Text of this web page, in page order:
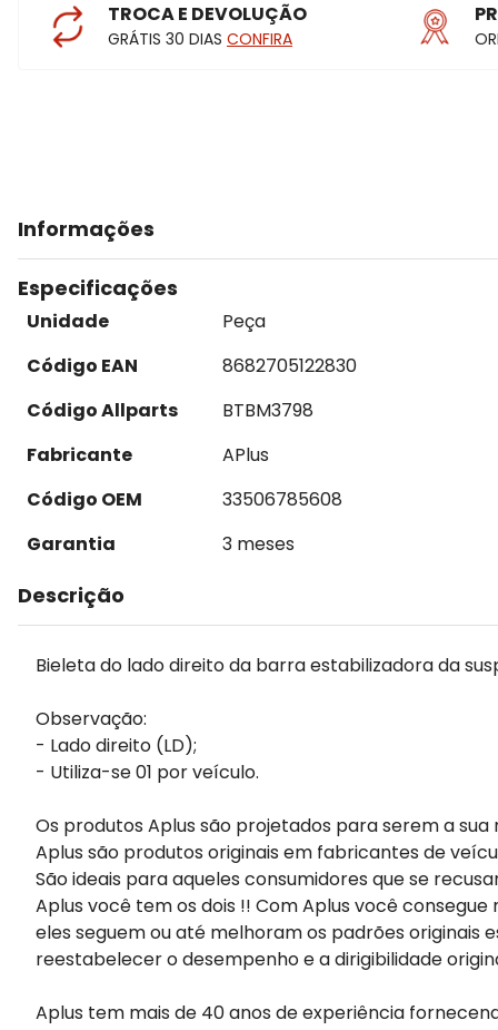
TROCA E DEVOLUÇÃO
GRÁTIS 30 DIAS CONFIRA
Informações
Especificações
Unidade
Peça
Código EAN
8682705122830
Código Allparts
BTBM3798
Fabricante
APlus
Código OEM
33506785608
Garantia
3 meses
Descrição
Bieleta do lado direito da barra estabilizadora da
Observação:
- Lado direito (LD);
- Utiliza-se 01 por veículo.
Os produtos Aplus são projetados para serem a sua
Aplus são produtos originais em fabricantes de
São ideais para aqueles consumidores que se
Aplus você tem os dois !! Com Aplus você
eles seguem ou até melhoram os padrões originais
reestabelecer o desempenho e a dirigibilidade
Aplus tem mais de 40 anos de experiência